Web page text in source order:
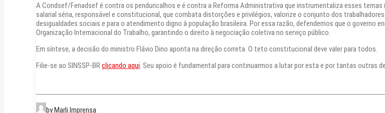
A Condsef/Fenadsef é contra os penduricalhos e é contra a Reforma Administrativa que instrumentaliza esses temas
salarial séria, responsável e constitucional, que combata distorções e privilégios, valorize o conjunto dos
desigualdades sociais e para o atendimento digno à população brasileira. Por essa razão, defendemos que o governo
Organização Internacional do Trabalho, garantindo o direito à negociação coletiva no serviço público.
Em síntese, a decisão do ministro Flávio Dino aponta na direção correta. O teto constitucional deve valer para todos.
Filie-se ao SINSSP-BRclicando aqui. Seu apoio é fundamental para continuarmos a lutar por esta e por tantas outras
by Marli Imprensa